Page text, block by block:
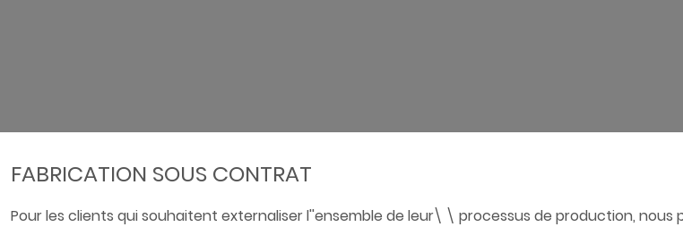
FABRICATION SOUS CONTRAT
Pour les clients qui souhaitent externaliser l''ensemble de leur\ \ processus de production, nous